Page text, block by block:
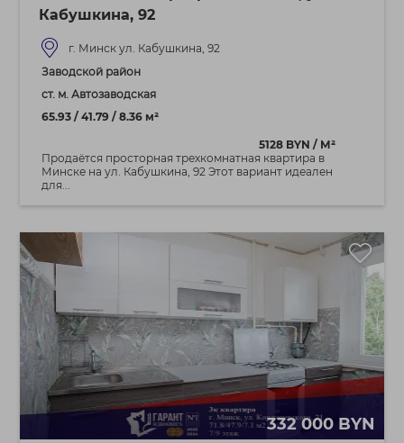
Кабушкина, 92
г. Минск ул. Кабушкина, 92
Заводской район
ст. м. Автозаводская
65.93 / 41.79 / 8.36 м²
5128 BYN / М²
Продаётся просторная трехкомнатная квартира в
Минске на ул. Кабушкина, 92 Этот вариант идеален
для...
332 000 BYN